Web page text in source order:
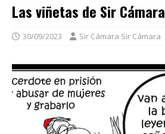
Las viñetas de Sir Cámara
30/09/2023 Sir Cámara Sir Cámara